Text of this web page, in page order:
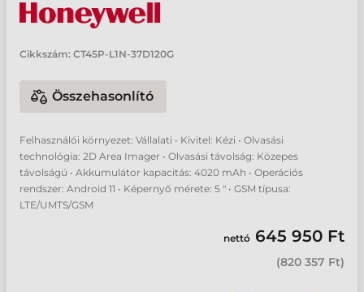
Cikkszám: CT45P-L1N-37D120G
Összehasonlító
Felhasználói környezet: Vállalati • Kivitel: Kézi • Olvasási
technológia: 2D Area Imager • Olvasási távolság: Közepes
távolságú • Akkumulátor kapacitás: 4020 mAh • Operációs
rendszer: Android 11 • Képernyő mérete: 5 " • GSM típusa:
LTE/UMTS/GSM
nettó 645 950 Ft
(820 357 Ft)